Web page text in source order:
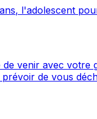
l'adolescent
venir avec votre
de vous